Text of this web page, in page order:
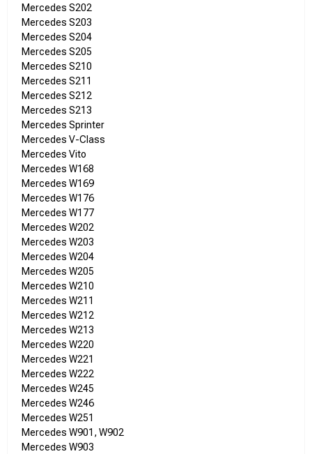
Mercedes S202
Mercedes S203
Mercedes S204
Mercedes S205
Mercedes S210
Mercedes S211
Mercedes S212
Mercedes S213
Mercedes Sprinter
Mercedes V-Class
Mercedes Vito
Mercedes W168
Mercedes W169
Mercedes W176
Mercedes W177
Mercedes W202
Mercedes W203
Mercedes W204
Mercedes W205
Mercedes W210
Mercedes W211
Mercedes W212
Mercedes W213
Mercedes W220
Mercedes W221
Mercedes W222
Mercedes W245
Mercedes W246
Mercedes W251
Mercedes W901, W902
Mercedes W903